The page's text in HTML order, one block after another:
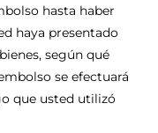
hasta haber
haya presentado
según qué
se efectuará
que usted utilizó